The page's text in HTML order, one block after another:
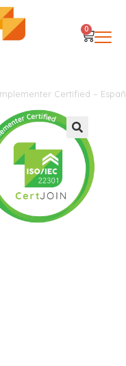
0
Certified –
🔍